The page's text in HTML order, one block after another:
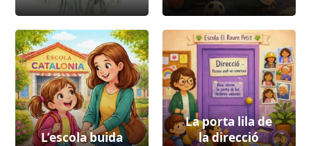
L’escola buida
La porta lila de
la direcció